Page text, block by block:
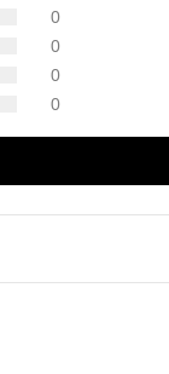
0
0
0
0